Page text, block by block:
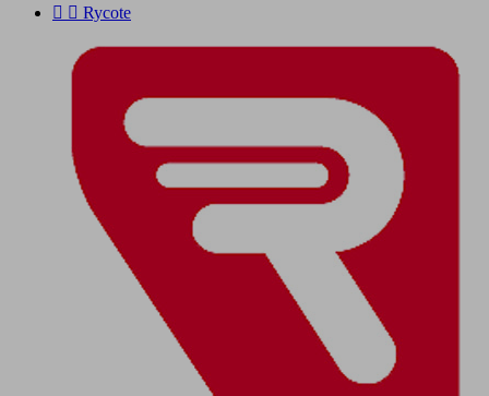
  Rycote